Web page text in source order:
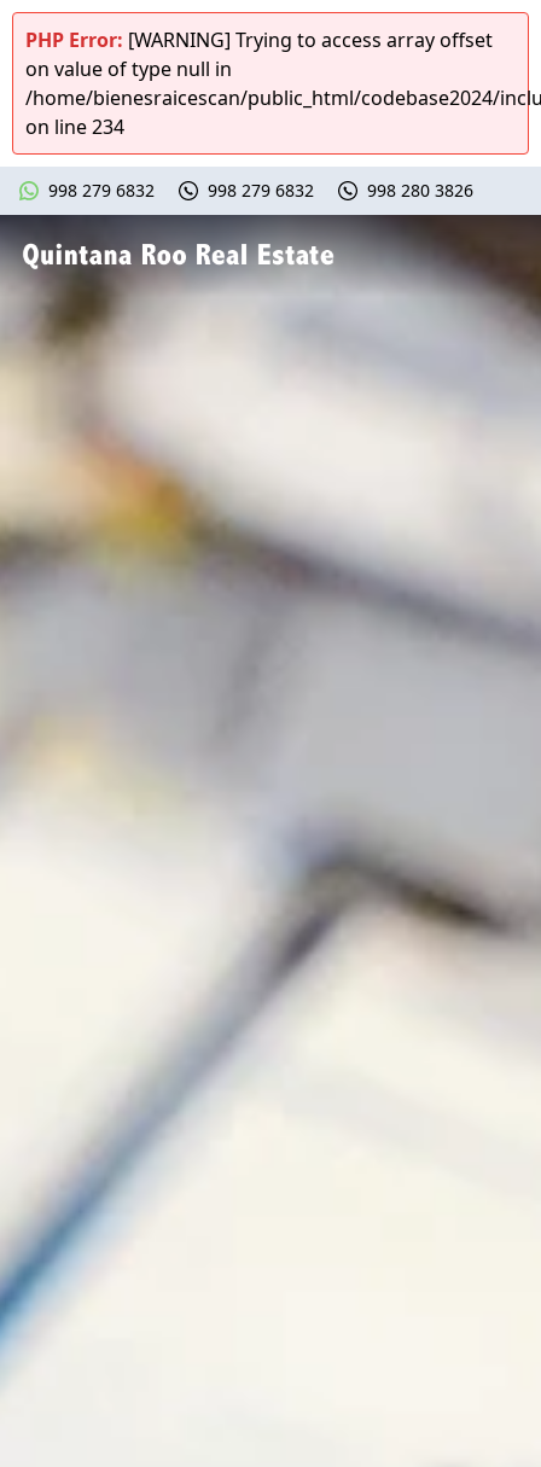
PHP Error: [WARNING] Trying to access array offset
on value of type null in
/home/bienesraicescan/public_html/codebase2024/
on line 234
998 279 6832 998 279 6832 998 280 3826
Quintana Roo Real Estate